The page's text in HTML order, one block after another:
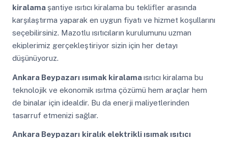
kiralama şantiye ısıtıcı kiralama bu teklifler arasında
karşılaştırma yaparak en uygun fiyatı ve hizmet koşullarını
seçebilirsiniz. Mazotlu ısıtıcıların kurulumunu uzman
ekiplerimiz gerçekleştiriyor sizin için her detayı
düşünüyoruz.
Ankara Beypazarı ısımak kiralamaısıtıcı kiralama bu
teknolojik ve ekonomik ısıtma çözümü hem araçlar hem
de binalar için idealdir. Bu da enerji maliyetlerinden
tasarruf etmenizi sağlar.
Ankara Beypazarı kiralık elektrikli ısımak ısıtıcı